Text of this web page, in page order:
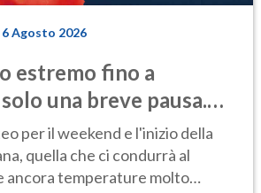
6 Agosto 2026
estremo fino a
una breve pausa.
per il weekend e l'inizio della
quella che ci condurrà al
ancora temperature molto